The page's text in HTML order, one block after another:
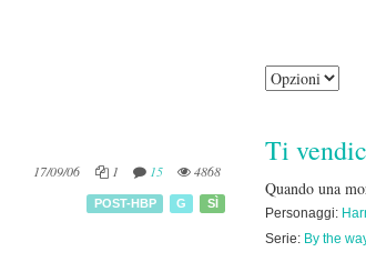
17/09/06 1 15 4868
POST-HBP G SÌ
Ti
Quando una
Personaggi:
Serie: By the